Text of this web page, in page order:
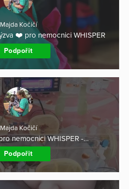
Majda Kočičí
❤️ pro nemocnici WHISPER
Podpořit
Majda Kočičí
nemocnici WHISPER -…
Podpořit